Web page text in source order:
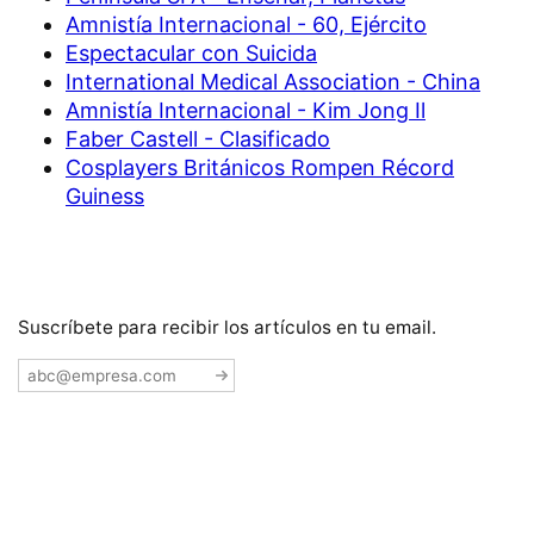
Amnistía Internacional - 60, Ejército
Espectacular con Suicida
International Medical Association - China
Amnistía Internacional - Kim Jong Il
Faber Castell - Clasificado
Cosplayers Británicos Rompen Récord
Guiness
Suscríbete para recibir los artículos en tu email.